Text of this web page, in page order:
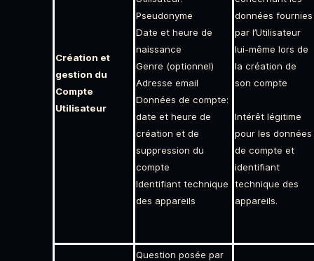
Création et
gestion du
Compte
Utilisateur
Pseudonyme
Date et heure de
naissance
Genre (optionnel)
Adresse email
Données de compte:
date et heure de
création et de
suppression du
compte
Identifiant technique
des appareils
données fournies
par l’Utilisateur
lui-même lors de
la création de
son compte
Intérêt légitime
pour les données
de compte et
identifiant
technique des
appareils.
Question posée par